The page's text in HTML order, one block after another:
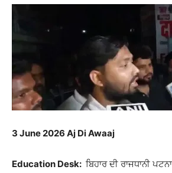
3 June 2026 Aj Di Awaaj
Education Desk: ਬਿਹਾਰ ਦੀ ਰਾਜਧਾਨੀ